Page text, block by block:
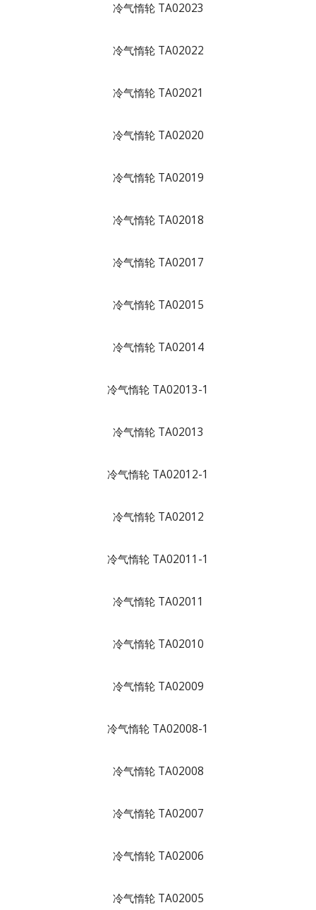
冷气惰轮 TA02023
冷气惰轮 TA02022
冷气惰轮 TA02021
冷气惰轮 TA02020
冷气惰轮 TA02019
冷气惰轮 TA02018
冷气惰轮 TA02017
冷气惰轮 TA02015
冷气惰轮 TA02014
冷气惰轮 TA02013-1
冷气惰轮 TA02013
冷气惰轮 TA02012-1
冷气惰轮 TA02012
冷气惰轮 TA02011-1
冷气惰轮 TA02011
冷气惰轮 TA02010
冷气惰轮 TA02009
冷气惰轮 TA02008-1
冷气惰轮 TA02008
冷气惰轮 TA02007
冷气惰轮 TA02006
冷气惰轮 TA02005